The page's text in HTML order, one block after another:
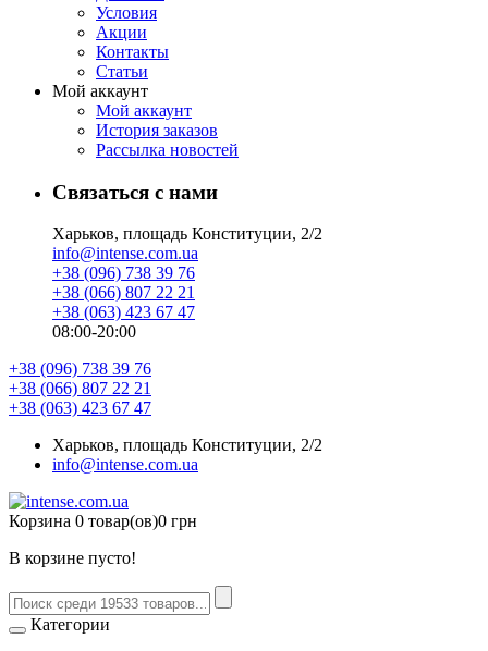
Условия
Aкции
Контакты
Статьи
Мой аккаунт
Мой аккаунт
История заказов
Рассылка новостей
Связаться с нами
Харьков, площадь Конституции, 2/2
info@intense.com.ua
+38 (096) 738 39 76
+38 (066) 807 22 21
+38 (063) 423 67 47
08:00-20:00
+38 (096) 738 39 76
+38 (066) 807 22 21
+38 (063) 423 67 47
Харьков, площадь Конституции, 2/2
info@intense.com.ua
Корзина 0 товар(ов)0 грн
В корзине пусто!
Категории